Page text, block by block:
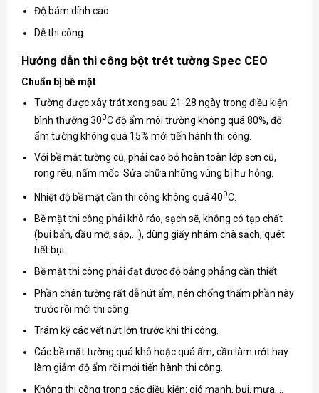
Độ bám dính cao
Dễ thi công
Hướng dẫn thi công bột trét tường Spec CEO
Chuẩn bị bề mặt
Tường được xây trát xong sau 21-28 ngày trong điều kiện
bình thường 300C độ ẩm môi trường không quá 80%, độ
ẩm tường không quá 15% mới tiến hành thi công.
Với bề mặt tường cũ, phải cạo bỏ hoàn toàn lớp sơn cũ,
rong rêu, nấm mốc. Sửa chữa những vùng bị hư hỏng.
Nhiệt độ bề mặt cần thi công không quá 400C.
Bề mặt thi công phải khô ráo, sạch sẽ, không có tạp chất
(bụi bẩn, dầu mỡ, sáp,…), dùng giấy nhám chà sạch, quét
hết bụi.
Bề mặt thi công phải đạt được độ bằng phẳng cần thiết.
Phần chân tường rất dễ hút ẩm, nên chống thấm phần này
trước rồi mới thi công.
Trám kỹ các vết nứt lớn trước khi thi công.
Các bề mặt tường quá khô hoặc quá ẩm, cần làm ướt hay
làm giảm độ ẩm rồi mới tiến hành thi công.
Không thi công trong các điều kiện: gió mạnh, bụi, mưa,…